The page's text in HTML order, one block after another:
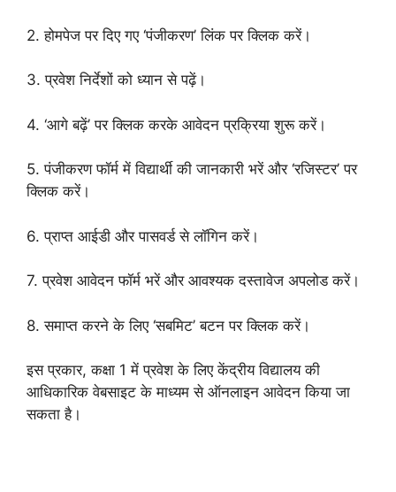
2. होमपेज पर दिए गए ‘पंजीकरण’ लिंक पर क्लिक करें।
3. प्रवेश निर्देशों को ध्यान से पढ़ें।
4. ‘आगे बढ़ें’ पर क्लिक करके आवेदन प्रक्रिया शुरू करें।
5. पंजीकरण फॉर्म में विद्यार्थी की जानकारी भरें और ‘रजिस्टर’ पर
क्लिक करें।
6. प्राप्त आईडी और पासवर्ड से लॉगिन करें।
7. प्रवेश आवेदन फॉर्म भरें और आवश्यक दस्तावेज अपलोड करें।
8. समाप्त करने के लिए ‘सबमिट’ बटन पर क्लिक करें।
इस प्रकार, कक्षा 1 में प्रवेश के लिए केंद्रीय विद्यालय की
आधिकारिक वेबसाइट के माध्यम से ऑनलाइन आवेदन किया जा
सकता है।